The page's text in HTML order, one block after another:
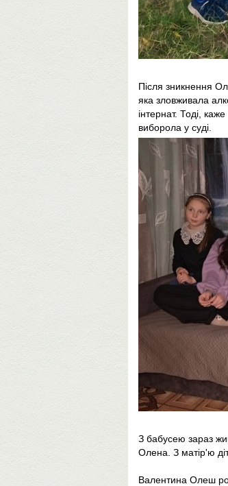
Після зникнення
яка зловживала
інтернат. Тоді,
виборола у суді.
З бабусею зараз
Олена. З матір'ю
Валентина Олеш